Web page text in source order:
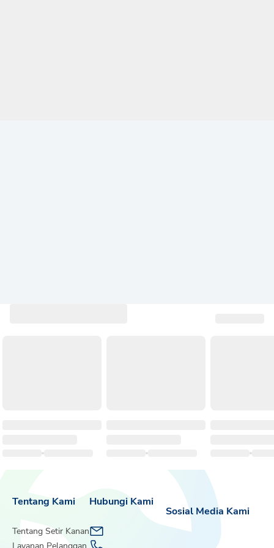
Tentang Kami
Tentang Setir Kanan
Layanan Pelanggan
Sosial Media Kami
Hubungi Kami